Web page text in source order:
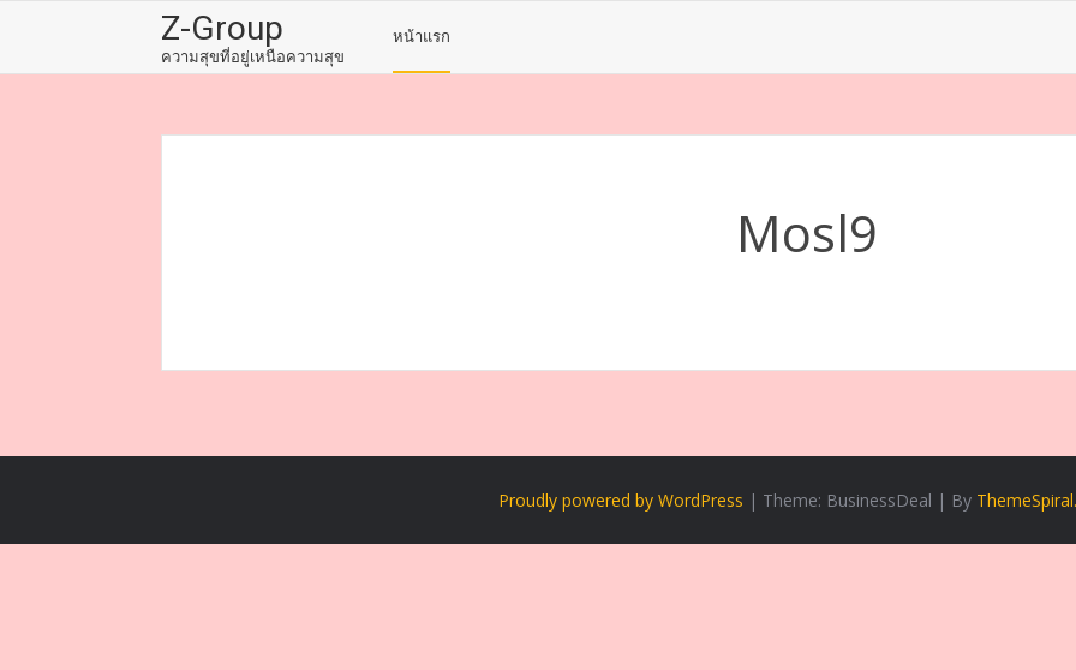
Z-Group
ความสุขที่อยู่เหนือความสุข
หน้าแรก
Mosl9
Proudly powered by WordPress | Theme: BusinessDeal | By